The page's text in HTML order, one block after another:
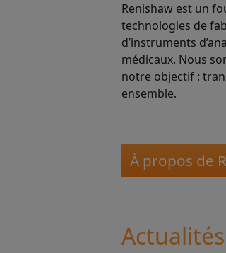
Renishaw est un
technologies de
d’instruments
médicaux. Nous
notre objectif :
ensemble.
À propos de